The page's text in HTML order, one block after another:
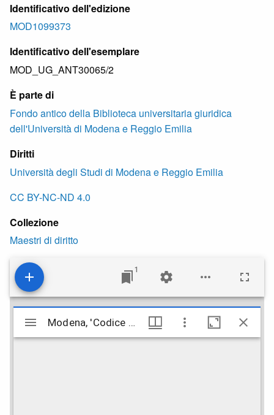
Identificativo dell'edizione
MOD1099373
Identificativo dell'esemplare
MOD_UG_ANT30065/2
È parte di
Fondo antico della Biblioteca universitaria giuridica
dell'Università di Modena e Reggio Emilia
Diritti
Università degli Studi di Modena e Reggio Emilia
CC BY-NC-ND 4.0
Collezione
Maestri di diritto
1
Mirador
viewer
Modena, 'Codice di leggi, e costituzioni per gli Stati di Sua Altezza Serenissima', vol. 2, Modena, Società tipografica, 1771